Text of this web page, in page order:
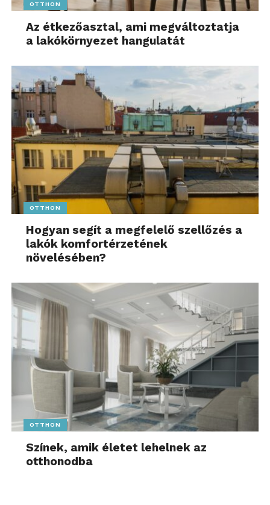
OTTHON
Az étkezőasztal, ami megváltoztatja
a lakókörnyezet hangulatát
OTTHON
Hogyan segít a megfelelő szellőzés a
lakók komfortérzetének
növelésében?
OTTHON
Színek, amik életet lehelnek az
otthonodba